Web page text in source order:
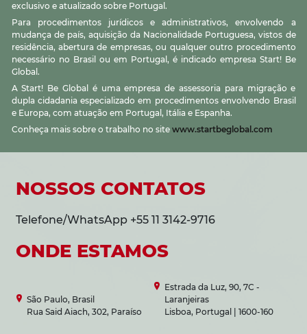
exclusivo e atualizado sobre Portugal.
Para procedimentos jurídicos e administrativos, envolvendo a
mudança de país, aquisição da Nacionalidade Portuguesa, vistos de
residência, abertura de empresas, ou qualquer outro procedimento
necessário no Brasil ou em Portugal, é indicado empresa Start! Be
Global.
A Start! Be Global é uma empresa de assessoria para migração e
dupla cidadania especializado em procedimentos envolvendo Brasil
e Europa, com atuação em Portugal, Itália e Espanha.
Conheça mais sobre o trabalho no site www.startbeglobal.com
NOSSOS CONTATOS
Telefone/WhatsApp +55 11 3142-9716
ONDE ESTAMOS
São Paulo, Brasil
Rua Said Aiach, 302, Paraíso
Estrada da Luz, 90, 7C -
Laranjeiras
Lisboa, Portugal | 1600-160